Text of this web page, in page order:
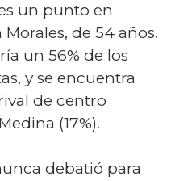
un punto en
de 54 años.
un 56% de los
y se encuentra
de centro
(17%).
debatió para